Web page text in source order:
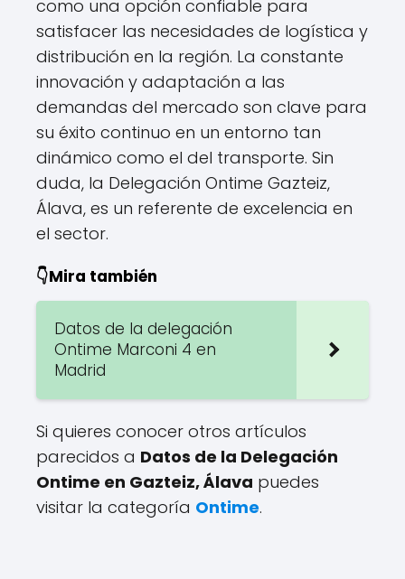
como una opción confiable para
satisfacer las necesidades de logística y
distribución en la región. La constante
innovación y adaptación a las
demandas del mercado son clave para
su éxito continuo en un entorno tan
dinámico como el del transporte. Sin
duda, la Delegación Ontime Gazteiz,
Álava, es un referente de excelencia en
el sector.
👇Mira también
Datos de la delegación
Ontime Marconi 4 en
Madrid
Si quieres conocer otros artículos
parecidos a Datos de la Delegación
Ontime en Gazteiz, Álava puedes
visitar la categoría Ontime.